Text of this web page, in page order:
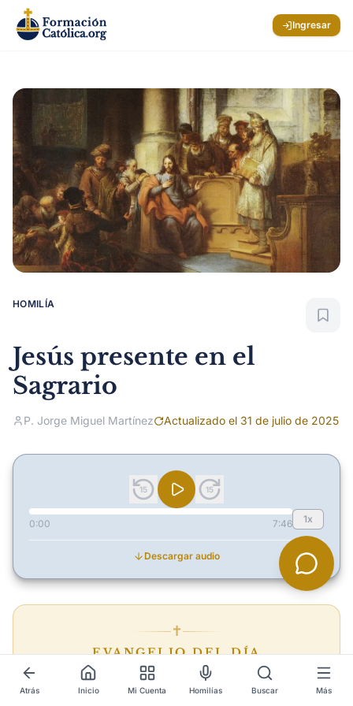
Ingresar
HOMILÍA
Jesús presente en el
Sagrario
P. Jorge Miguel Martínez Actualizado el 31 de julio de 2025
15 15
0:00 7:46 1x
Descargar audio
✝︎
EVANGELIO DEL DÍA
San Mateo 13,54-58
Atrás Inicio Mi Cuenta Homilías Buscar Más